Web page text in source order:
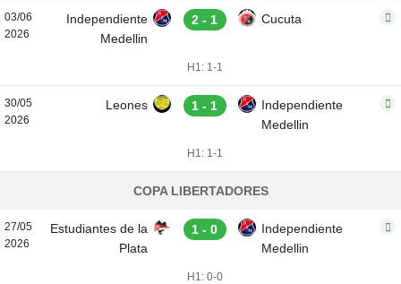
03/06
2026
Independiente
Medellin
2 - 1 Cucuta
H1: 1-1
30/05
2026
Leones 1 - 1
Independiente
Medellin
H1: 1-1
COPA LIBERTADORES
27/05
2026
Estudiantes de la
Plata
1 - 0
Independiente
Medellin
H1: 0-0